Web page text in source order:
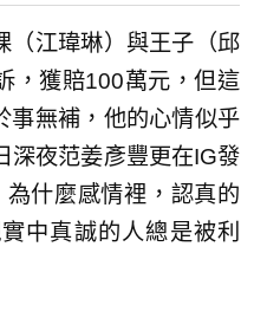
（江瑋琳）與王子（邱
，獲賠100萬元，但這
事無補，他的心情似乎
深夜范姜彥豐更在IG發
什麼感情裡，認真的
中真誠的人總是被利